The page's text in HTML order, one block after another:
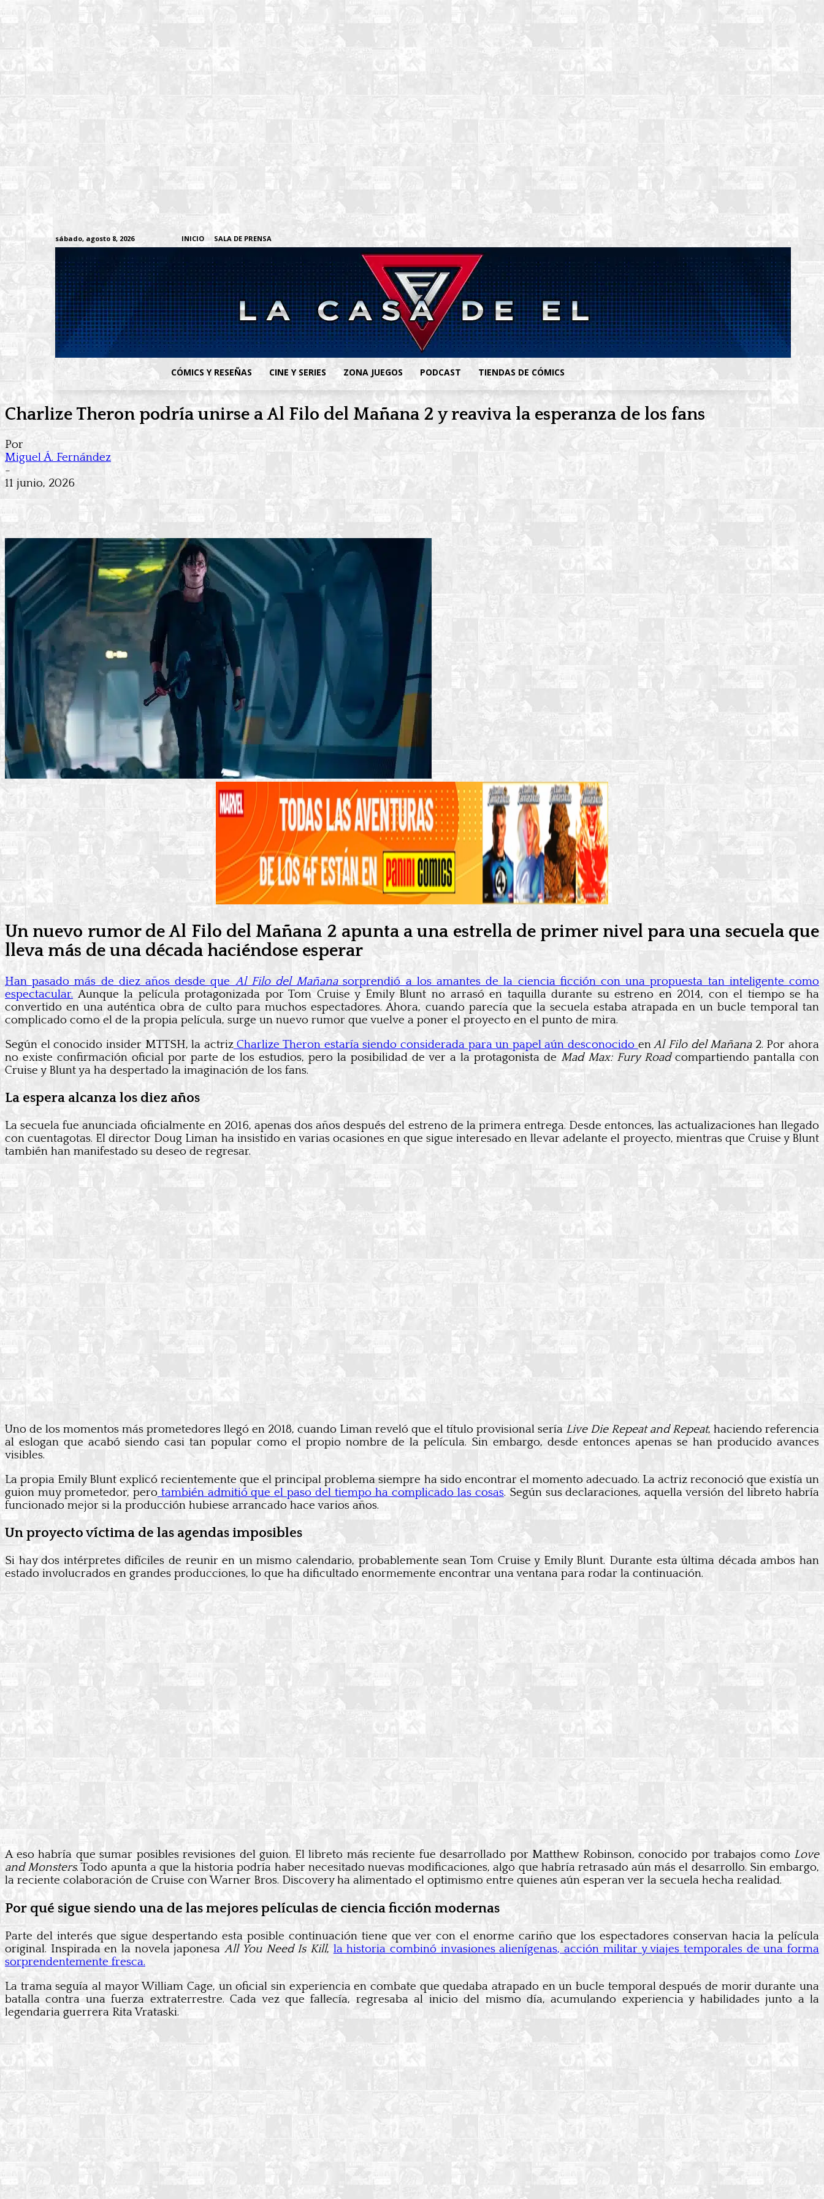
sábado, agosto 8, 2026 INICIO SALA DE PRENSA
CÓMICS Y RESEÑAS CINE Y SERIES ZONA JUEGOS PODCAST TIENDAS DE CÓMICS
Charlize Theron podría unirse a Al Filo del Mañana 2 y reaviva la esperanza de los fans
Por
Miguel Á. Fernández
-
11 junio, 2026
Un nuevo rumor de Al Filo del Mañana 2 apunta a una estrella de primer nivel para una secuela que
lleva más de una década haciéndose esperar
Han pasado más de diez años desde queAl Filo del Mañanasorprendió a los amantes de la ciencia ficción con una propuesta tan inteligente como
espectacular. Aunque la película protagonizada por Tom Cruise y Emily Blunt no arrasó en taquilla durante su estreno en 2014, con el tiempo se ha
convertido en una auténtica obra de culto para muchos espectadores. Ahora, cuando parecía que la secuela estaba atrapada en un bucle temporal tan
complicado como el de la propia película, surge un nuevo rumor que vuelve a poner el proyecto en el punto de mira.
Según el conocido insider MTTSH, la actrizCharlize Theron estaría siendo considerada para un papel aún desconocido en Al Filo del Mañana2. Por ahora
no existe confirmación oficial por parte de los estudios, pero la posibilidad de ver a la protagonista de Mad Max: Fury Roadcompartiendo pantalla con
Cruise y Blunt ya ha despertado la imaginación de los fans.
La espera alcanza los diez años
La secuela fue anunciada oficialmente en 2016, apenas dos años después del estreno de la primera entrega. Desde entonces, las actualizaciones han llegado
con cuentagotas. El director Doug Liman ha insistido en varias ocasiones en que sigue interesado en llevar adelante el proyecto, mientras que Cruise y Blunt
también han manifestado su deseo de regresar.
Uno de los momentos más prometedores llegó en 2018, cuando Liman reveló que el título provisional seríaLive Die Repeat and Repeat, haciendo referencia
al eslogan que acabó siendo casi tan popular como el propio nombre de la película. Sin embargo, desde entonces apenas se han producido avances
visibles.
La propia Emily Blunt explicó recientemente que el principal problema siempre ha sido encontrar el momento adecuado. La actriz reconoció que existía un
guion muy prometedor, perotambién admitió que el paso del tiempo ha complicado las cosas. Según sus declaraciones, aquella versión del libreto habría
funcionado mejor si la producción hubiese arrancado hace varios años.
Un proyecto víctima de las agendas imposibles
Si hay dos intérpretes difíciles de reunir en un mismo calendario, probablemente sean Tom Cruise y Emily Blunt. Durante esta última década ambos han
estado involucrados en grandes producciones, lo que ha dificultado enormemente encontrar una ventana para rodar la continuación.
A eso habría que sumar posibles revisiones del guion. El libreto más reciente fue desarrollado por Matthew Robinson, conocido por trabajos como Love
and Monsters. Todo apunta a que la historia podría haber necesitado nuevas modificaciones, algo que habría retrasado aún más el desarrollo. Sin embargo,
la reciente colaboración de Cruise con Warner Bros. Discovery ha alimentado el optimismo entre quienes aún esperan ver la secuela hecha realidad.
Por qué sigue siendo una de las mejores películas de ciencia ficción modernas
Parte del interés que sigue despertando esta posible continuación tiene que ver con el enorme cariño que los espectadores conservan hacia la película
original. Inspirada en la novela japonesaAll You Need Is Kill, la historia combinó invasiones alienígenas, acción militar y viajes temporales de una forma
sorprendentemente fresca.
La trama seguía al mayor William Cage, un oficial sin experiencia en combate que quedaba atrapado en un bucle temporal después de morir durante una
batalla contra una fuerza extraterrestre. Cada vez que fallecía, regresaba al inicio del mismo día, acumulando experiencia y habilidades junto a la
legendaria guerrera Rita Vrataski.